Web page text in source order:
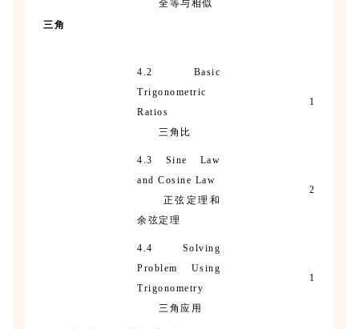
三角
全等与相似
4.2 Basic
Trigonometric
Ratios
三角比
1
4.3 Sine Law
and Cosine Law
正弦定理和
余弦定理
2
4.4 Solving
Problem Using
Trigonometry
三角应用
1